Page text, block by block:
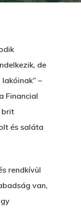
de
–
Financial
brit
és saláta
rendkívül
van,